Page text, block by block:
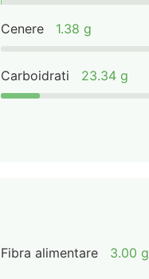
Cenere 1.38 g
Carboidrati 23.34 g
Fibra alimentare 3.00 g